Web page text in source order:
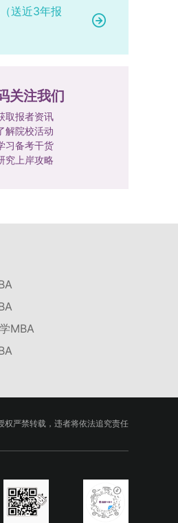
考生总成绩、思想政治表现及
素确定拟录取名单。3.拟录取考
体检、政审、调档等程序后，学
录取通知书。
个项目入选教育部主题案例
获批省级案例库项目70余项、省
革，研究生科研创新与学科竞赛
，研究生以第一作者发表的三
；在“中国研究生创新实践
国家级奖项30余项、省级奖项
进分类培养与课程体系建设学
、联合培养基地等载体，推动
研创新与学术交流学校设立专项
平学术讲座，鼓励研究生参与
研究生在论文发表与学科竞赛
，体现了培养质量的显著提
送近3年报
关注我们
取报者资讯
解院校活动
习备考干货
究上岸攻略
MBA
权严禁转载，违者将依法追究责任